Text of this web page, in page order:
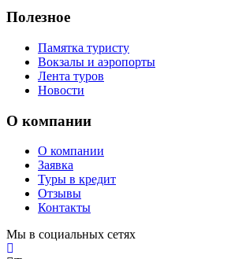
Полезное
Памятка туристу
Вокзалы и аэропорты
Лента туров
Новости
О компании
О компании
Заявка
Туры в кредит
Отзывы
Контакты
Мы в социальных сетях